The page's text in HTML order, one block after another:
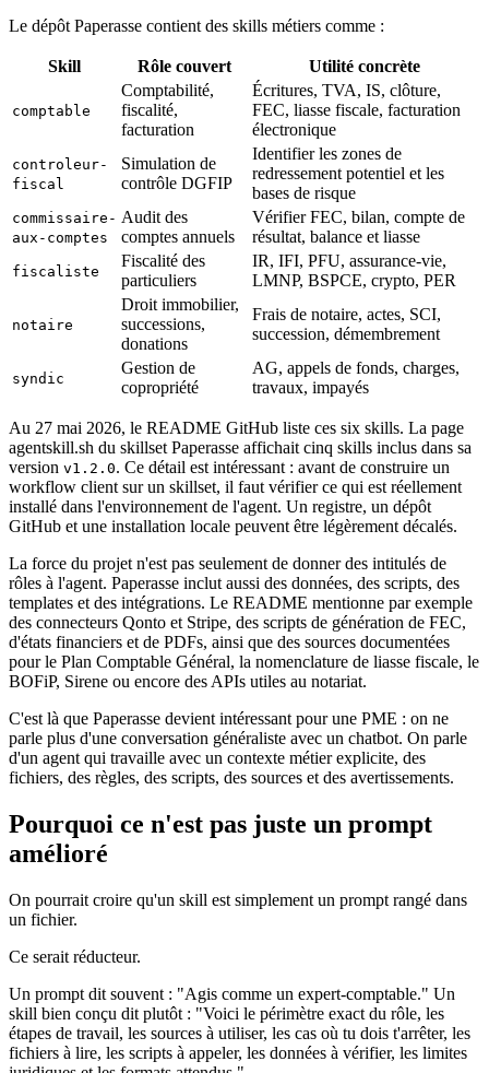
Le dépôt Paperasse contient des skills métiers comme :
Skill Rôle couvert Utilité concrète
comptable
Comptabilité,
fiscalité,
facturation
Écritures, TVA, IS, clôture,
FEC, liasse fiscale, facturation
électronique
controleur-
fiscal
Simulation de
contrôle DGFIP
Identifier les zones de
redressement potentiel et les
bases de risque
commissaire-
aux-comptes
Audit des
comptes annuels
Vérifier FEC, bilan, compte de
résultat, balance et liasse
fiscaliste
Fiscalité des
particuliers
IR, IFI, PFU, assurance-vie,
LMNP, BSPCE, crypto, PER
notaire
Droit immobilier,
successions,
donations
Frais de notaire, actes, SCI,
succession, démembrement
syndic
Gestion de
copropriété
AG, appels de fonds, charges,
travaux, impayés
Au 27 mai 2026, le README GitHub liste ces six skills. La page
agentskill.sh du skillset Paperasse affichait cinq skills inclus dans sa
version v1.2.0. Ce détail est intéressant : avant de construire un
workflow client sur un skillset, il faut vérifier ce qui est réellement
installé dans l'environnement de l'agent. Un registre, un dépôt
GitHub et une installation locale peuvent être légèrement décalés.
La force du projet n'est pas seulement de donner des intitulés de
rôles à l'agent. Paperasse inclut aussi des données, des scripts, des
templates et des intégrations. Le README mentionne par exemple
des connecteurs Qonto et Stripe, des scripts de génération de FEC,
d'états financiers et de PDFs, ainsi que des sources documentées
pour le Plan Comptable Général, la nomenclature de liasse fiscale, le
BOFiP, Sirene ou encore des APIs utiles au notariat.
C'est là que Paperasse devient intéressant pour une PME : on ne
parle plus d'une conversation généraliste avec un chatbot. On parle
d'un agent qui travaille avec un contexte métier explicite, des
fichiers, des règles, des scripts, des sources et des avertissements.
Pourquoi ce n'est pas juste un prompt
amélioré
On pourrait croire qu'un skill est simplement un prompt rangé dans
un fichier.
Ce serait réducteur.
Un prompt dit souvent : "Agis comme un expert-comptable." Un
skill bien conçu dit plutôt : "Voici le périmètre exact du rôle, les
étapes de travail, les sources à utiliser, les cas où tu dois t'arrêter, les
fichiers à lire, les scripts à appeler, les données à vérifier, les limites